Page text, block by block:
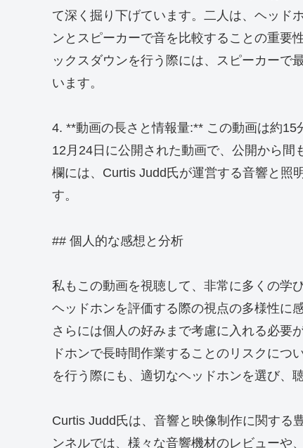
て深く掘り下げています。二人は、ヘッド
ンとスピーカーで音を比較することの重要
ックスダウンを行う際には、スピーカーで
います。
4. **動画の長さと情報量:** この動画は約
12月24日に公開された動画で、公開から
欄には、Curtis Judd氏が運営する音響と照
す。
## 個人的な感想と分析
私もこの動画を視聴して、非常に多くの学
ヘッドホンを評価する際の視点の多様性に
さらには個人の好みまで考慮に入れる必要
ドホンで長時間作業することのリスクに
を行う際にも、適切なヘッドホンを選び、
Curtis Judd氏は、音響と映像制作に関する
ンネルでは、様々な音響機材のレビューや